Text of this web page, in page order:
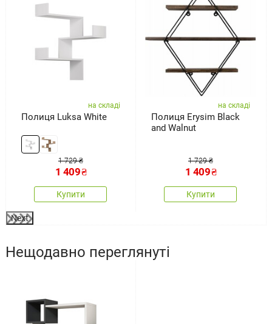
на складі
Полиця Luksa White
1 729 ₴
1 409₴
Купити
на складі
Полиця Erysim Black
and Walnut
1 729 ₴
1 409₴
Купити
Next
Нещодавно переглянуті